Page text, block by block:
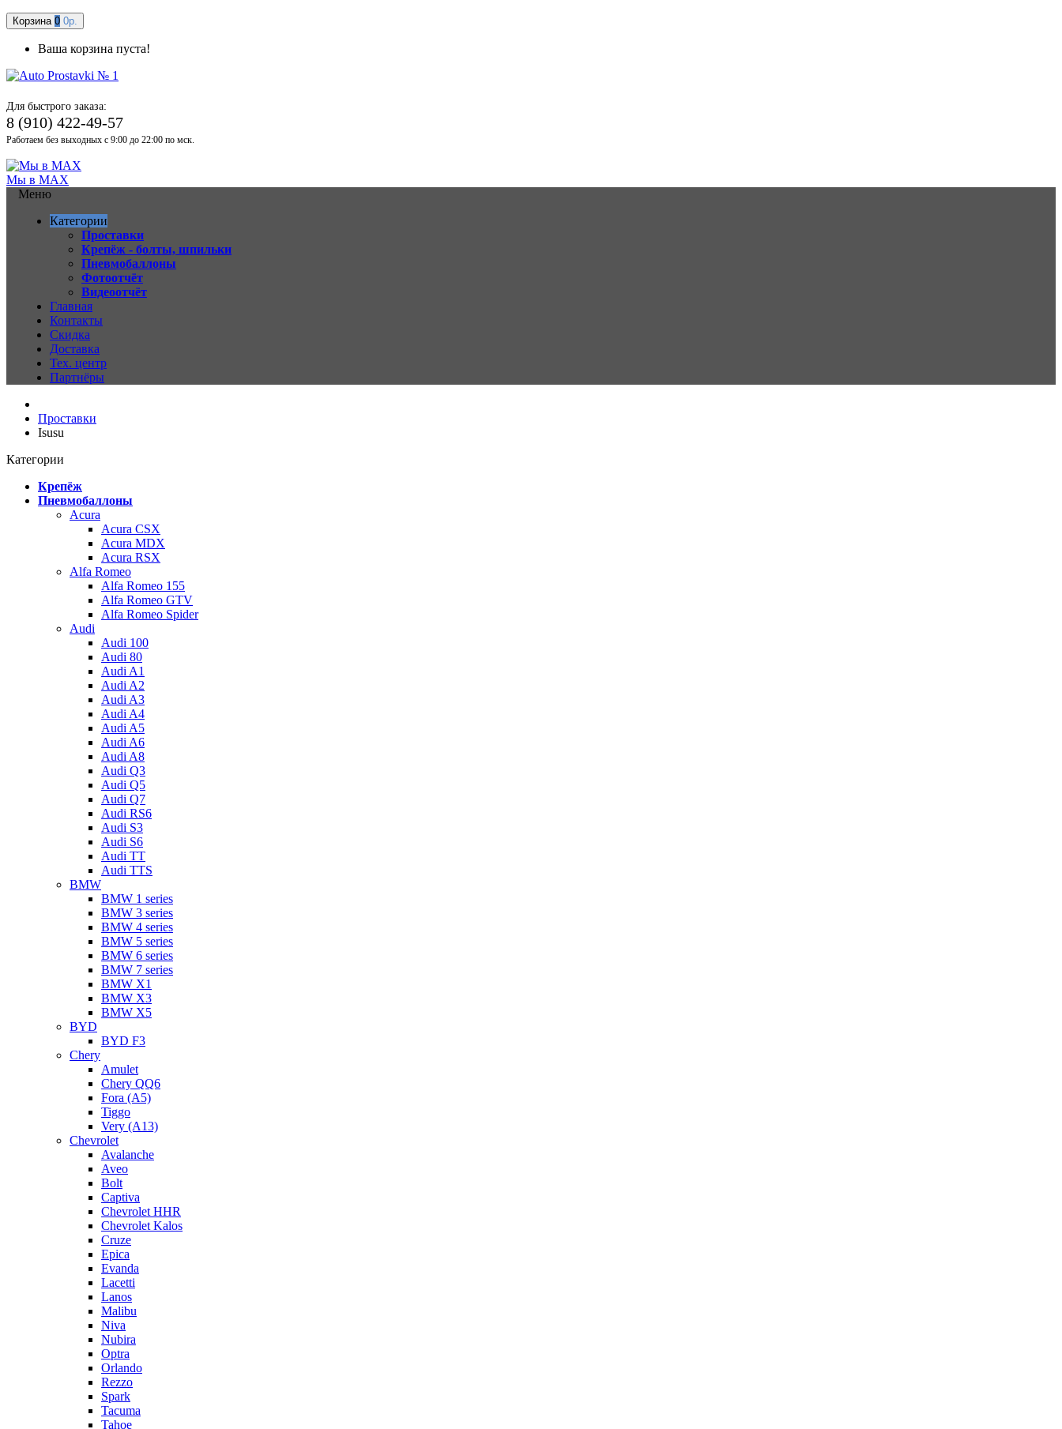
Корзина 0 0р.
Ваша корзина пуста!
Для быстрого заказа:
8 (910) 422-49-57
Работаем без выходных с 9:00 до 22:00 по мск.
Мы в MAX
Меню
Категории
Проставки
Крепёж - болты, шпильки
Пневмобаллоны
Фотоотчёт
Видеоотчёт
Главная
Контакты
Скидка
Доставка
Тех. центр
Партнёры
Проставки
Isusu
Категории
Крепёж
Пневмобаллоны
Acura
Acura CSX
Acura MDX
Acura RSX
Alfa Romeo
Alfa Romeo 155
Alfa Romeo GTV
Alfa Romeo Spider
Audi
Audi 100
Audi 80
Audi A1
Audi A2
Audi A3
Audi A4
Audi A5
Audi A6
Audi A8
Audi Q3
Audi Q5
Audi Q7
Audi RS6
Audi S3
Audi S6
Audi TT
Audi TTS
BMW
BMW 1 series
BMW 3 series
BMW 4 series
BMW 5 series
BMW 6 series
BMW 7 series
BMW X1
BMW X3
BMW X5
BYD
BYD F3
Chery
Amulet
Chery QQ6
Fora (A5)
Tiggo
Very (A13)
Chevrolet
Avalanche
Aveo
Bolt
Captiva
Chevrolet HHR
Chevrolet Kalos
Cruze
Epica
Evanda
Lacetti
Lanos
Malibu
Niva
Nubira
Optra
Orlando
Rezzo
Spark
Tacuma
Tahoe